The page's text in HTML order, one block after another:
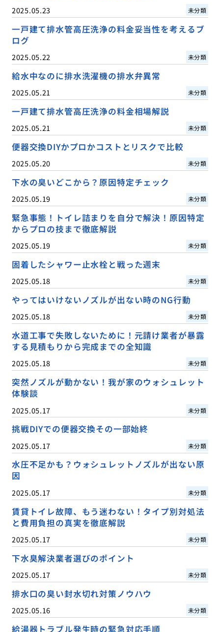
2025.05.23 未分類
一戸建て排水管高圧洗浄の料金妥当性を考えるブ
ログ
2025.05.22 未分類
給水中なのに排水洗濯機の排水弁異常
2025.05.21 未分類
一戸建て排水管高圧洗浄の料金相場解説
2025.05.21 未分類
便器交換DIYかプロかコストとリスクで比較
2025.05.20 未分類
下水の臭いどこから？原因特定チェック
2025.05.19 未分類
緊急事態！トイレ詰まりを自分で解決！原因特定
からプロの技まで徹底解説
2025.05.19 未分類
固着したシャワー止水栓と戦った週末
2025.05.18 未分類
やってはいけないノズルが出ない時のNG行動
2025.05.18 未分類
水道工事で失敗しないために！元請け業者が暴露
する見積もりから完成までの全知識
2025.05.18 未分類
突然ノズルが動かない！我が家のウォシュレット
体験談
2025.05.17 未分類
挑戦DIYでの便器交換その一部始終
2025.05.17 未分類
水圧不足かも？ウォシュレットノズルが出ない原
因
2025.05.17 未分類
賃貸トイレ故障、もう迷わない！タイプ別対処法
と費用負担の真実を徹底解説
2025.05.17 未分類
下水臭解決業者選びのポイント
2025.05.17 未分類
排水口の臭い封水切れ対策ノウハウ
2025.05.16 未分類
給湯器トラブル発生時の緊急対応手順